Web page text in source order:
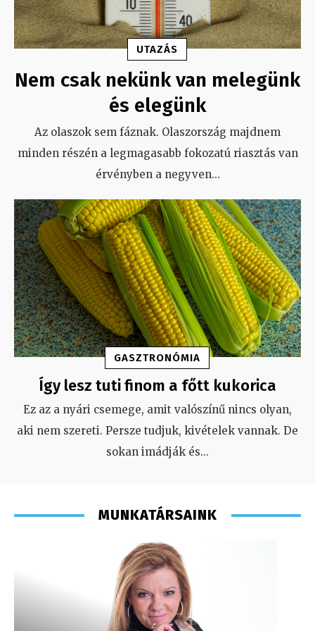
UTAZÁS
Nem csak nekünk van melegünk
és elegünk
Az olaszok sem fáznak. Olaszország majdnem
minden részén a legmagasabb fokozatú riasztás van
érvényben a negyven...
GASZTRONÓMIA
Így lesz tuti finom a főtt kukorica
Ez az a nyári csemege, amit valószínű nincs olyan,
aki nem szereti. Persze tudjuk, kivételek vannak. De
sokan imádják és...
MUNKATÁRSAINK